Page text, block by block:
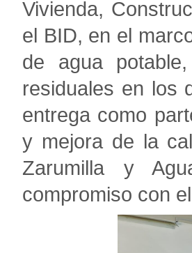
Vivienda,
el BID, en el
de agua
residuales en los
entrega como
y mejora de la
Zarumilla y
compromiso con